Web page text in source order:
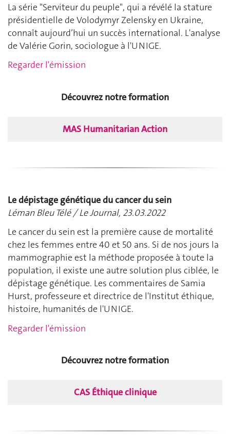
La série "Serviteur du peuple", qui a révélé la stature
présidentielle de Volodymyr Zelensky en Ukraine,
connaît aujourd’hui un succès international. L'analyse
de Valérie Gorin, sociologue à l'UNIGE.
Regarder l'émission
Découvrez notre formation
MAS Humanitarian Action
Le dépistage génétique du cancer du sein
Léman Bleu Télé / Le Journal, 23.03.2022
Le cancer du sein est la première cause de mortalité
chez les femmes entre 40 et 50 ans. Si de nos jours la
mammographie est la méthode proposée à toute la
population, il existe une autre solution plus ciblée, le
dépistage génétique. Les commentaires de Samia
Hurst, professeure et directrice de l'Institut éthique,
histoire, humanités de l'UNIGE.
Regarder l'émission
Découvrez notre formation
CAS Éthique clinique